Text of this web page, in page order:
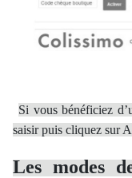
Si vous bénéficiez
saisir puis cliquez sur
Les modes